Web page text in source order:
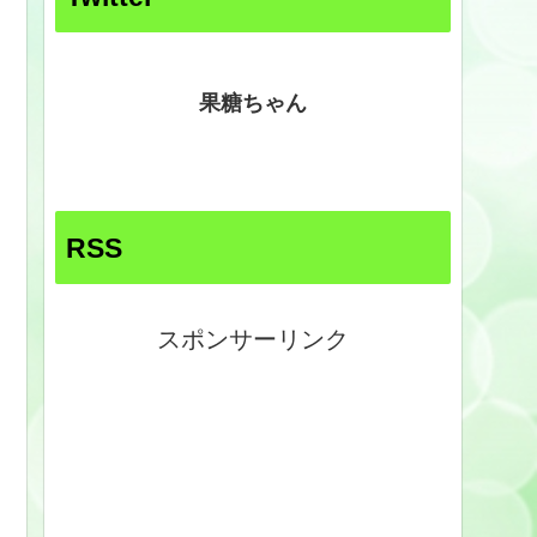
果糖ちゃん
RSS
スポンサーリンク